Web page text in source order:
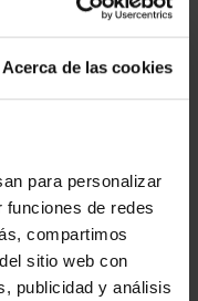
Acerca de las cookies
para personalizar
de redes
compartimos
sitio web con
publicidad y análisis